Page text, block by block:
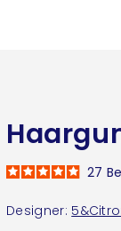
Designer:
27